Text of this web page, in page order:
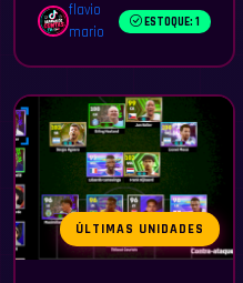
flavio
mario
ESTOQUE: 1
ÚLTIMAS UNIDADES